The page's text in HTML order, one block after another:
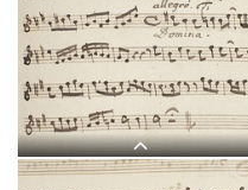
L 5, G.J. Werner, Sub tuum
praesidium, Violino II-1.jpg